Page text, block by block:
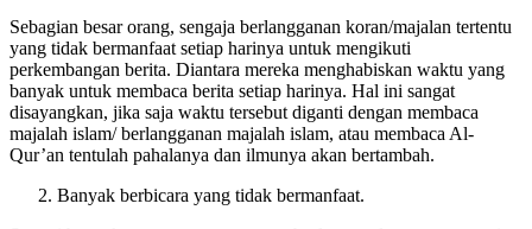
Sebagian besar orang, sengaja berlangganan koran/majalan tertentu
yang tidak bermanfaat setiap harinya untuk mengikuti
perkembangan berita. Diantara mereka menghabiskan waktu yang
banyak untuk membaca berita setiap harinya. Hal ini sangat
disayangkan, jika saja waktu tersebut diganti dengan membaca
majalah islam/ berlangganan majalah islam, atau membaca Al-